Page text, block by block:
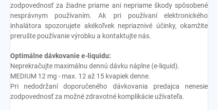
zodpovednosť za žiadne priame ani nepriame škody spôsobené
nesprávnym používaním. Ak pri používaní elektronického
inhalátora spozorujete akékoľvek nepriaznivé účinky, okamžite
prerušte používanie výrobku a kontaktujte nás.
Optimálne dávkovanie e-liquidu:
Neprekračujte maximálnu dennú dávku náplne (e-liquid).
MEDIUM 12 mg - max. 12 až 15 kvapiek denne.
Pri nedodržaní doporučeného dávkovania predajca nenesie
zodpovednosť za možné zdravotné komplikácie užívateľa.